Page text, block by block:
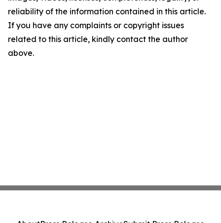
reliability of the information contained in this article.
If you have any complaints or copyright issues
related to this article, kindly contact the author
above.